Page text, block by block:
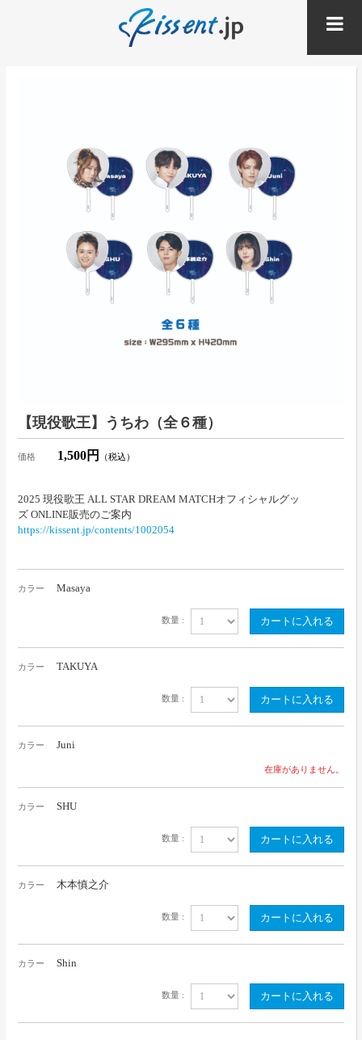
【現役歌王】うちわ（全６種）
価格 1,500円 （税込）
2025 現役歌王 ALL STAR DREAM MATCHオフィシャルグッ
ズ ONLINE販売のご案内
https://kissent.jp/contents/1002054
カラー Masaya
数量 :
カラー TAKUYA
数量 :
カラー Juni
在庫がありません。
カラー SHU
数量 :
カラー 木本慎之介
数量 :
カラー Shin
数量 :